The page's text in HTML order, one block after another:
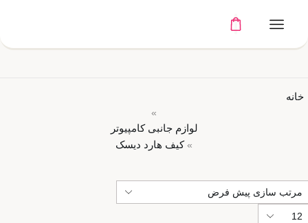
خانه
»
لوازم جانبی کامپیوتر
»کیف هارد دیسک